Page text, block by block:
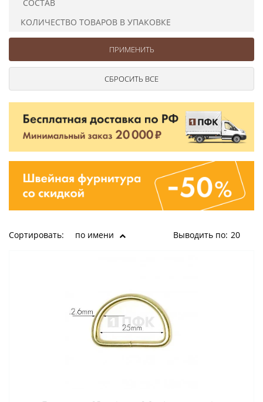
СОСТАВ
КОЛИЧЕСТВО ТОВАРОВ В УПАКОВКЕ
Сортировать: по имени Выводить по: 20
Ушковые
Шторные
Цепочки шарики с замком
Ткани
Шнуры
Элементы декора